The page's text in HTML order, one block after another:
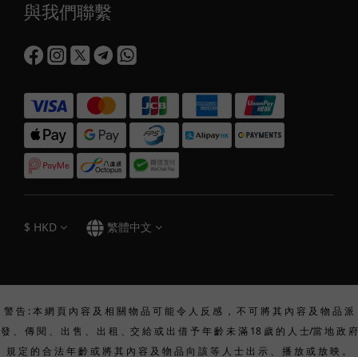
與我們聯繫
$ HKD 繁體中文
警 告 : 本 網 頁 內 容 及 相 關 物 品 可 能 令 人 反 感 ， 不 可 將 其 內 容 及 物 品 派
發 、 傳 閱 、 出 售 、 出 租 、交 給 或 出 借 予 年 齡 未 滿 18 歲 的 人 士/當 地 政 府
規 定 的 合 法 年 齡 或 將 其 內 容 及 物 品 向 該 等 人 士 出 示 、 播 放 或 放 映 。